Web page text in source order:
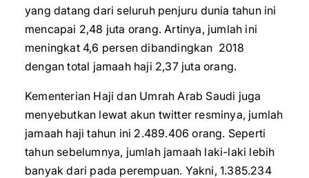
yang datang dari seluruh penjuru dunia tahun ini
mencapai 2,48 juta orang. Artinya, jumlah ini
meningkat 4,6 persen dibandingkan 2018
dengan total jamaah haji 2,37 juta orang.
Kementerian Haji dan Umrah Arab Saudi juga
menyebutkan lewat akun twitter resminya, jumlah
jamaah haji tahun ini 2.489.406 orang. Seperti
tahun sebelumnya, jumlah jamaah laki-laki lebih
banyak dari pada perempuan. Yakni, 1.385.234